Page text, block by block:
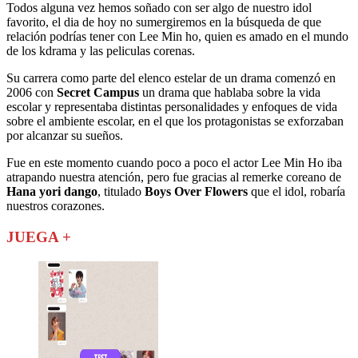
Todos alguna vez hemos soñado con ser algo de nuestro idol
favorito, el dia de hoy no sumergiremos en la búsqueda de que
relación podrías tener con Lee Min ho, quien es amado en el mundo
de los kdrama y las peliculas corenas.
Su carrera como parte del elenco estelar de un drama comenzó en
2006 con Secret Campus un drama que hablaba sobre la vida
escolar y representaba distintas personalidades y enfoques de vida
sobre el ambiente escolar, en el que los protagonistas se exforzaban
por alcanzar su sueños.
Fue en este momento cuando poco a poco el actor Lee Min Ho iba
atrapando nuestra atención, pero fue gracias al remerke coreano de
Hana yori dango, titulado Boys Over Flowers que el idol, robaría
nuestros corazones.
JUEGA +